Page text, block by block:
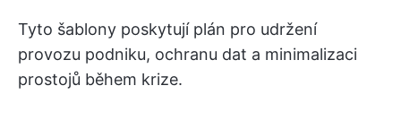
Tyto šablony poskytují plán pro udržení
provozu podniku, ochranu dat a minimalizaci
prostojů během krize.